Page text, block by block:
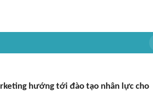
hướng tới đào tạo nhân lực cho